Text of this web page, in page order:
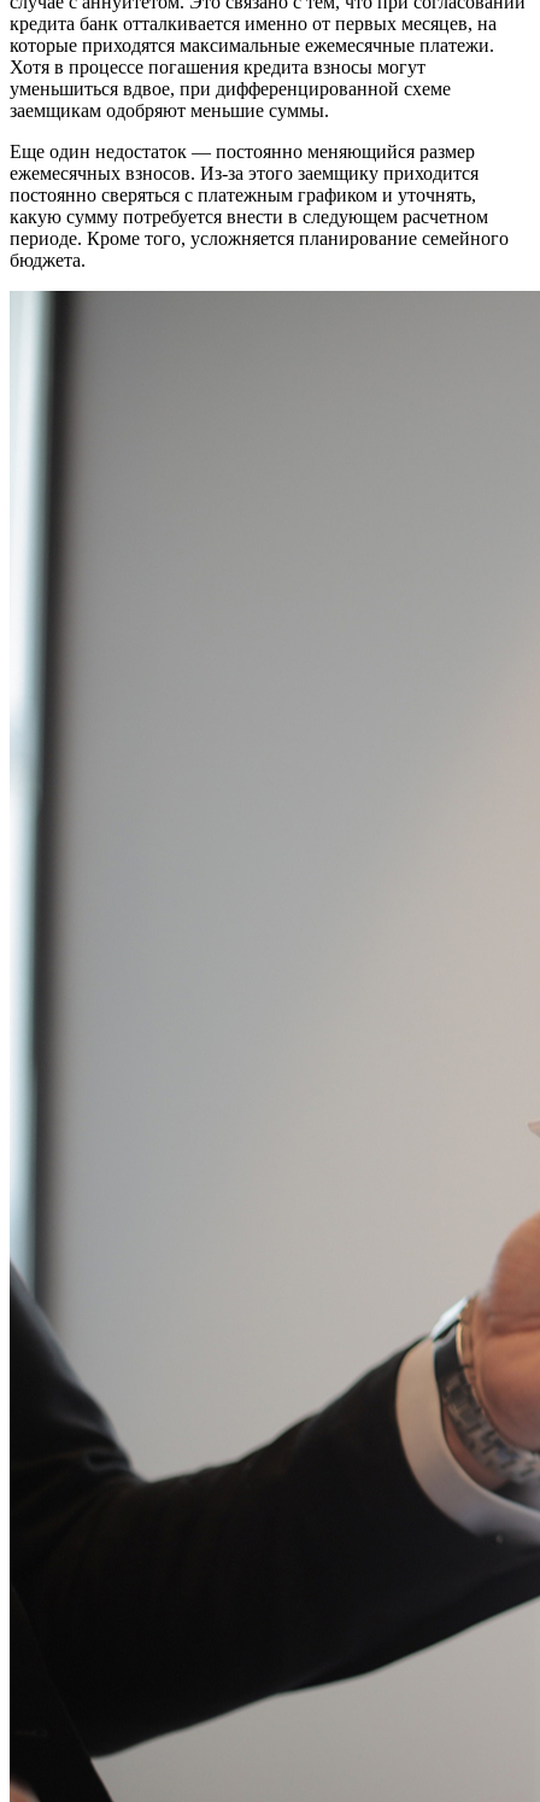
кредита банк отталкивается именно от первых месяцев, на
которые приходятся максимальные ежемесячные платежи.
Хотя в процессе погашения кредита взносы могут
уменьшиться вдвое, при дифференцированной схеме
заемщикам одобряют меньшие суммы.
Еще один недостаток — постоянно меняющийся размер
ежемесячных взносов. Из-за этого заемщику приходится
постоянно сверяться с платежным графиком и уточнять,
какую сумму потребуется внести в следующем расчетном
периоде. Кроме того, усложняется планирование семейного
бюджета.